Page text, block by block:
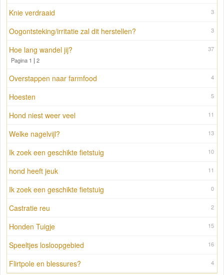
3
Knie verdraaid
3
Oogontsteking/irritatie zal dit herstellen?
37
Hoe lang wandel jij?
Pagina 1 | 2
4
Overstappen naar farmfood
5
Hoesten
11
Hond niest weer veel
13
Welke nagelvijl?
10
Ik zoek een geschikte fietstuig
11
hond heeft jeuk
0
Ik zoek een geschikte fietstuig
2
Castratie reu
15
Honden Tuigje
16
Speeltjes losloopgebied
4
Flirtpole en blessures?